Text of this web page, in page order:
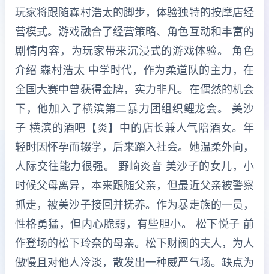
玩家将跟随森村浩太的脚步，体验独特的按摩店经
营模式。游戏融合了经营策略、角色互动和丰富的
剧情内容，为玩家带来沉浸式的游戏体验。 角色
介绍 森村浩太 中学时代，作为柔道队的主力，在
全国大赛中曾获得金牌，实力非凡。在偶然的机会
下，他加入了横滨第二暴力团组织鲤龙会。 美沙
子 横滨的酒吧【炎】中的店长兼人气陪酒女。年
轻时因怀孕而辍学，后来踏入社会。她温柔外向，
人际交往能力很强。 野崎炎音 美沙子的女儿，小
时候父母离异，本来跟随父亲，但最近父亲被警察
抓走，被美沙子接回并抚养。作为暴走族的一员，
性格勇猛，但内心脆弱，有些胆小。 松下悦子 前
作登场的松下玲奈的母亲。松下财阀的夫人，为人
傲慢且对他人冷淡，散发出一种威严气场。缺点为